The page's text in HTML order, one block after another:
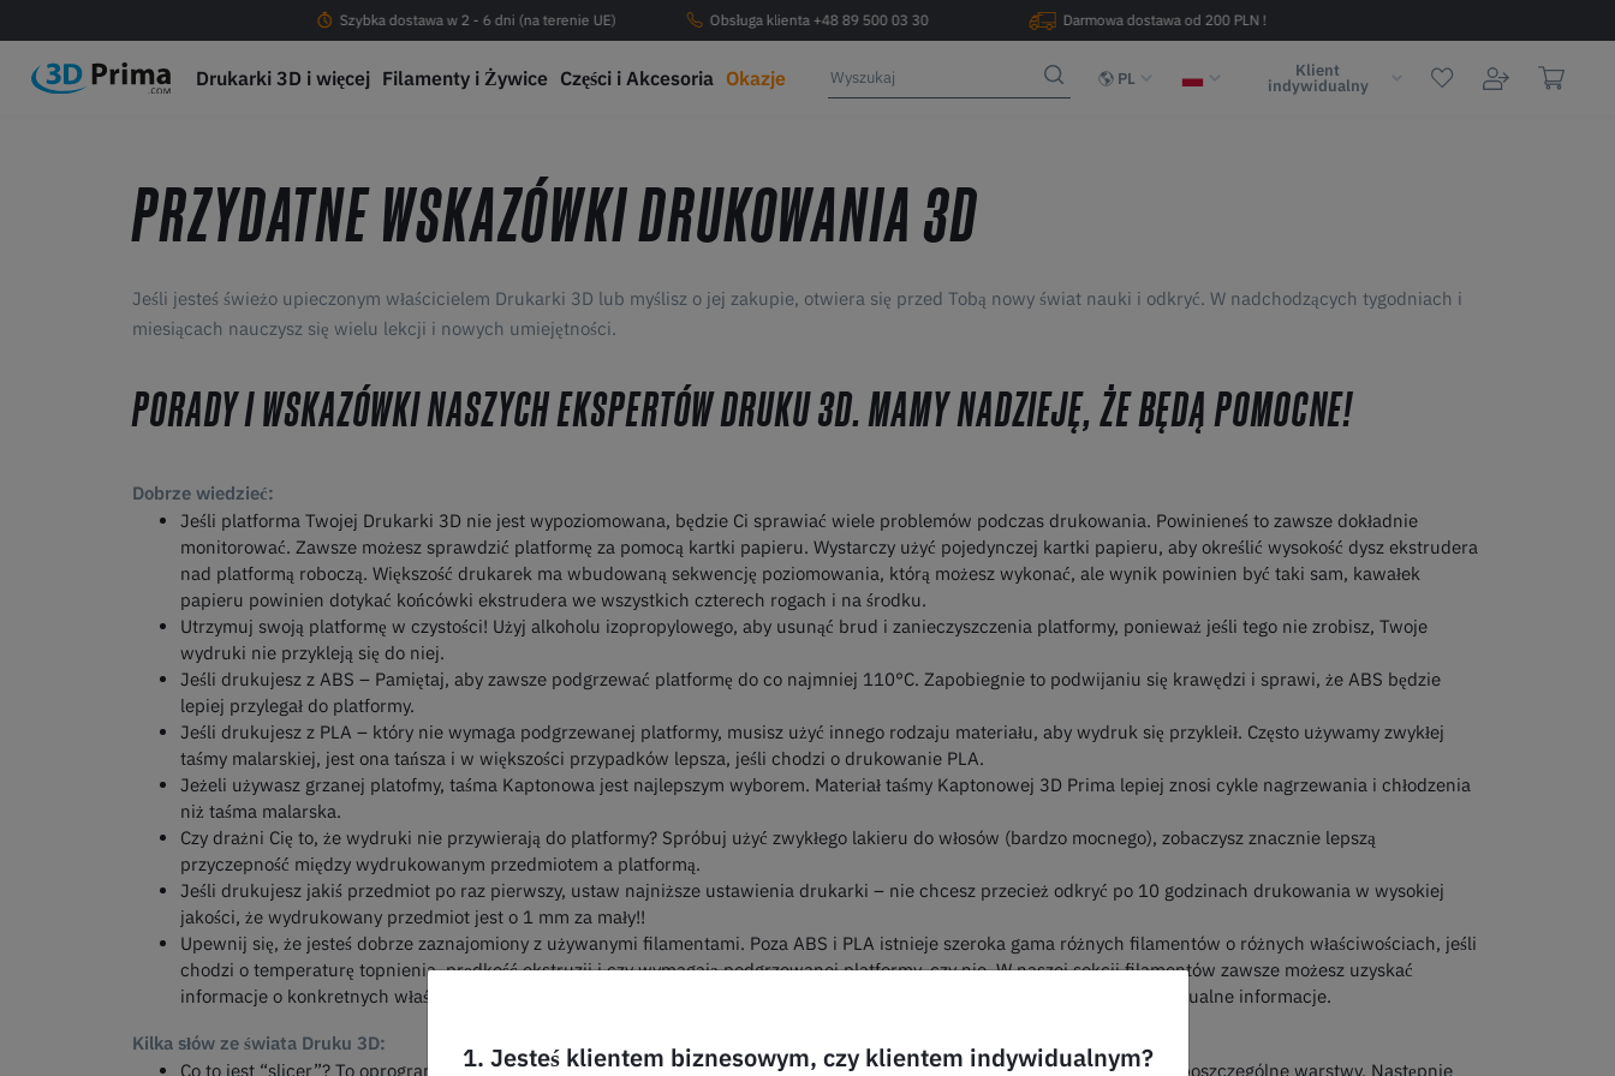
Szybka dostawa w 2 - 6 dni (na terenie UE) Obsługa klienta +48 89 500 03 30 Darmowa dostawa od 200 PLN !
Drukarki 3D i więcej Filamenty i Żywice Części i Akcesoria Okazje PL Klient
indywidualny
PRZYDATNE WSKAZÓWKI DRUKOWANIA 3D
Jeśli jesteś świeżo upieczonym właścicielem Drukarki 3D lub myślisz o jej zakupie, otwiera się przed Tobą nowy świat nauki i odkryć. W nadchodzących tygodniach i
miesiącach nauczysz się wielu lekcji i nowych umiejętności.
PORADY I WSKAZÓWKI NASZYCH EKSPERTÓW DRUKU 3D. MAMY NADZIEJĘ, ŻE BĘDĄ POMOCNE!
Dobrze wiedzieć:
Jeśli platforma Twojej Drukarki 3D nie jest wypoziomowana, będzie Ci sprawiać wiele problemów podczas drukowania. Powinieneś to zawsze dokładnie
monitorować. Zawsze możesz sprawdzić platformę za pomocą kartki papieru. Wystarczy użyć pojedynczej kartki papieru, aby określić wysokość dysz ekstrudera
nad platformą roboczą. Większość drukarek ma wbudowaną sekwencję poziomowania, którą możesz wykonać, ale wynik powinien być taki sam, kawałek
papieru powinien dotykać końcówki ekstrudera we wszystkich czterech rogach i na środku.
Utrzymuj swoją platformę w czystości! Użyj alkoholu izopropylowego, aby usunąć brud i zanieczyszczenia platformy, ponieważ jeśli tego nie zrobisz, Twoje
wydruki nie przykleją się do niej.
Jeśli drukujesz z ABS – Pamiętaj, aby zawsze podgrzewać platformę do co najmniej 110°C. Zapobiegnie to podwijaniu się krawędzi i sprawi, że ABS będzie
lepiej przylegał do platformy.
Jeśli drukujesz z PLA – który nie wymaga podgrzewanej platformy, musisz użyć innego rodzaju materiału, aby wydruk się przykleił. Często używamy zwykłej
taśmy malarskiej, jest ona tańsza i w większości przypadków lepsza, jeśli chodzi o drukowanie PLA.
Jeżeli używasz grzanej platofmy, taśma Kaptonowa jest najlepszym wyborem. Materiał taśmy Kaptonowej 3D Prima lepiej znosi cykle nagrzewania i chłodzenia
niż taśma malarska.
Czy drażni Cię to, że wydruki nie przywierają do platformy? Spróbuj użyć zwykłego lakieru do włosów (bardzo mocnego), zobaczysz znacznie lepszą
przyczepność między wydrukowanym przedmiotem a platformą.
Jeśli drukujesz jakiś przedmiot po raz pierwszy, ustaw najniższe ustawienia drukarki – nie chcesz przecież odkryć po 10 godzinach drukowania w wysokiej
jakości, że wydrukowany przedmiot jest o 1 mm za mały!!
Upewnij się, że jesteś dobrze zaznajomiony z używanymi filamentami. Poza ABS i PLA istnieje szeroka gama różnych filamentów o różnych właściwościach, jeśli
chodzi o temperaturę topnienia, prędkość ekstruzji i czy wymagają podgrzewanej platformy, czy nie. W naszej sekcji filamentów zawsze możesz uzyskać
informacje o konkretnych właściwościach filamentu lub możesz odwiedzić stronę producenta, gdzie dostępne są zawsze aktualne informacje.
Kilka słów ze świata Druku 3D:
Co to jest “slicer”? To oprogramowanie obsługujące modele 3D (najczęściej w formacie .STL), które tłumaczy ten model na poszczególne warstwy. Następnie
1. Jesteś klientem biznesowym, czy klientem indywidualnym?